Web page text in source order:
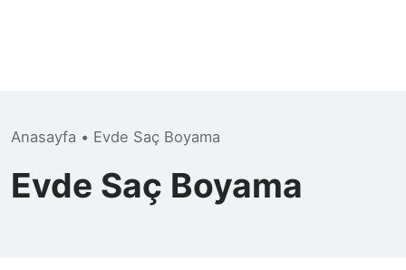
Anasayfa • Evde Saç Boyama
Evde Saç Boyama